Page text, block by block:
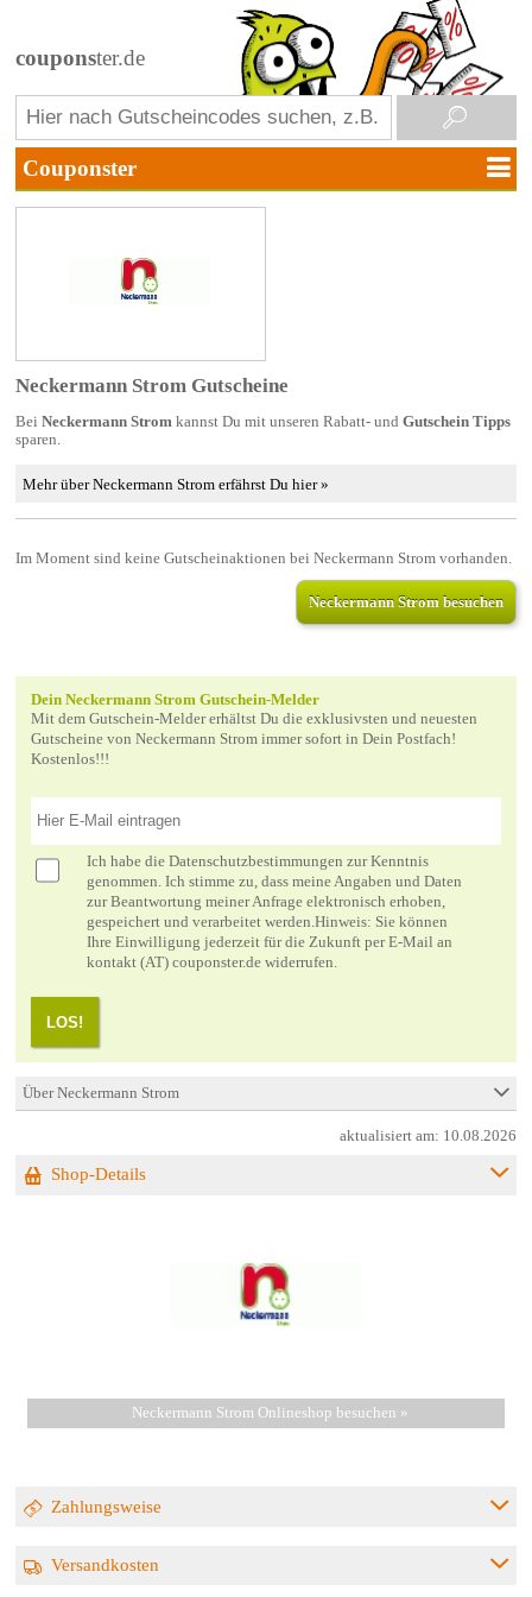
couponster.de
Neckermann Strom Gutscheine
Bei Neckermann Stromkannst Du mit unseren Rabatt- und Gutschein Tipps
sparen.
Mehr über Neckermann Strom erfährst Du hier »
Im Moment sind keine Gutscheinaktionen bei Neckermann Strom vorhanden.
Neckermann Strom besuchen
Dein Neckermann Strom Gutschein-Melder
Mit dem Gutschein-Melder erhältst Du die exklusivsten und neuesten
Gutscheine von Neckermann Strom immer sofort in Dein Postfach!
Kostenlos!!!
Ich habe die Datenschutzbestimmungen zur Kenntnis
genommen. Ich stimme zu, dass meine Angaben und Daten
zur Beantwortung meiner Anfrage elektronisch erhoben,
gespeichert und verarbeitet werden.Hinweis: Sie können
Ihre Einwilligung jederzeit für die Zukunft per E-Mail an
kontakt (AT) couponster.de widerrufen.
LOS!
Über Neckermann Strom
aktualisiert am: 10.08.2026
Shop-Details
Neckermann Strom Onlineshop besuchen »
Zahlungsweise
Versandkosten